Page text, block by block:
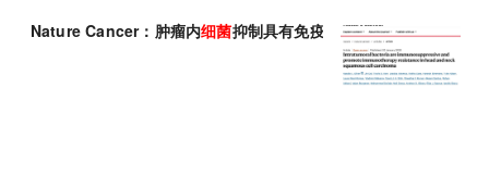
Nature Cancer：肿瘤内细菌抑制具有免疫抑制作用，促进癌症免